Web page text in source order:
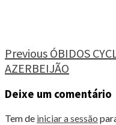
Continue
Reading
Previous ÓBIDOS
AZERBEIJÃO
Deixe um comentário
Tem de iniciar a sessão